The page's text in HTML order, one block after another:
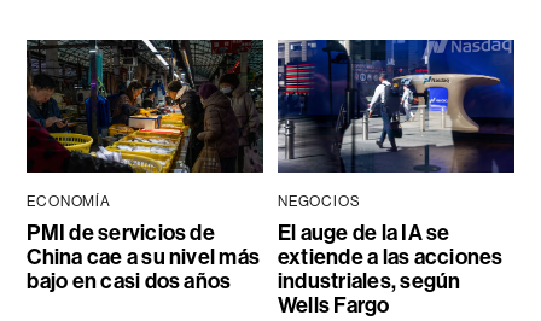
ECONOMÍA
PMI de servicios de
China cae a su nivel más
bajo en casi dos años
NEGOCIOS
El auge de la IA se
extiende a las acciones
industriales, según
Wells Fargo